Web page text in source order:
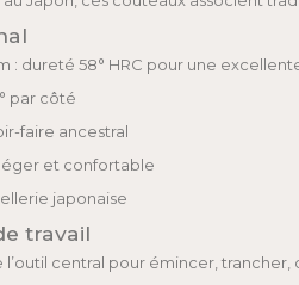
: dureté 58° HRC pour une
par côté
faire ancestral
et confortable
japonaise
travail
central pour émincer,